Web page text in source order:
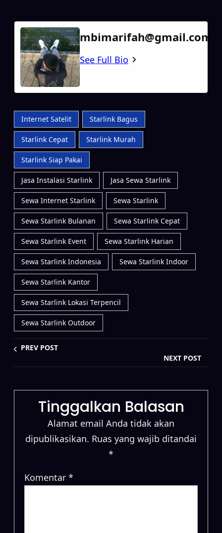
mbimarifah@gmail.com
See Full Bio
Internet Satelit Starlink Bagus
Starlink Cepat Starlink Murah
Starlink Siap Pakai
Jasa Instalasi Starlink Jasa Sewa Starlink
Sewa Internet Starlink Sewa Starlink
Sewa Starlink Bulanan Sewa Starlink Cepat
Sewa Starlink Event Sewa Starlink Harian
Sewa Starlink Indonesia Sewa Starlink Indoor
Sewa Starlink Kantor
Sewa Starlink Lokasi Terpencil
Sewa Starlink Outdoor
PREV POST
NEXT POST
Tinggalkan Balasan
Alamat email Anda tidak akan
dipublikasikan. Ruas yang wajib ditandai
*
Komentar *